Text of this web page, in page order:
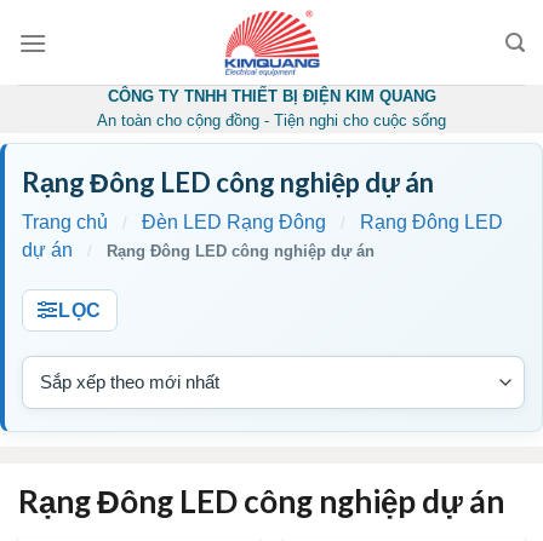
CÔNG TY TNHH THIẾT BỊ ĐIỆN KIM QUANG
An toàn cho cộng đồng - Tiện nghi cho cuộc sống
Rạng Đông LED công nghiệp dự án
Trang chủ / Đèn LED Rạng Đông /
Rạng Đông LED
dự án
/ Rạng Đông LED công nghiệp dự án
LỌC
Rạng Đông LED công nghiệp dự án